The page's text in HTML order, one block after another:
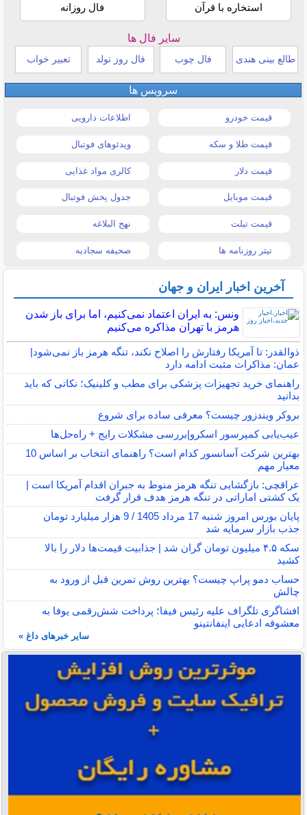
استخاره با قرآن فال روزانه
سایر فال ها
طالع بینی هندی فال چوب فال روز تولد تعبیر خواب
سرویس ها
قیمت خودرو اطلاعات دارویی
قیمت طلا و سکه ویدئوهای فوتبال
قیمت دلار کالری مواد غذایی
قیمت موبایل جدول پخش فوتبال
قیمت تبلت نهج البلاغه
تیتر روزنامه ها صحیفه سجادیه
آخرین اخبار ایران و جهان
ونس: به ایران اعتماد نمی‌کنیم، اما برای باز شدن
هرمز با تهران مذاکره می‌کنیم
ذوالقدر: تا آمریکا رفتارش را اصلاح نکند، تنگه هرمز باز نمی‌شود|
عمان: مذاکرات مثبت ادامه دارد
راهنمای خرید تجهیزات پزشکی برای مطب و کلینیک؛ نکاتی که باید
بدانید
بروکر ویندزور چیست؟ معرفی ساده برای شروع
عیب‌یابی کمپرسور اسکرو|بررسی مشکلات رایج + راه‌حل‌ها
بهترین شرکت آسانسور کدام است؟ راهنمای انتخاب بر اساس 10
معیار مهم
عراقچی: بازگشایی تنگه هرمز منوط به جبران اقدام آمریکا است |
یک کشتی اماراتی در تنگه هرمز هدف قرار گرفت
پایان بورس امروز شنبه 17 مرداد 1405 / 9 هزار میلیارد تومان
جذب بازار سرمایه شد
سکه ۴.۵ میلیون تومان گران شد | جذابیت قیمت‌ها دلار را بالا
کشید
حساب دمو پراپ چیست؟ بهترین روش تمرین قبل از ورود به
چالش
افشاگری تلگراف علیه رئیس فیفا؛ پرداخت شش‌رقمی یوفا به
معشوقه ادعایی اینفانتینو
سایر خبرهای داغ »